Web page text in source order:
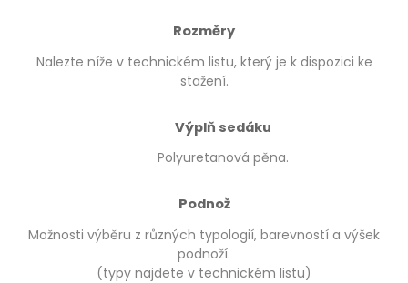
Rozměry
Nalezte níže v technickém listu, který je k dispozici ke
stažení.
Výplň sedáku
Polyuretanová pěna.
Podnož
Možnosti výběru z různých typologií, barevností a výšek
podnoží.
(typy najdete v technickém listu)